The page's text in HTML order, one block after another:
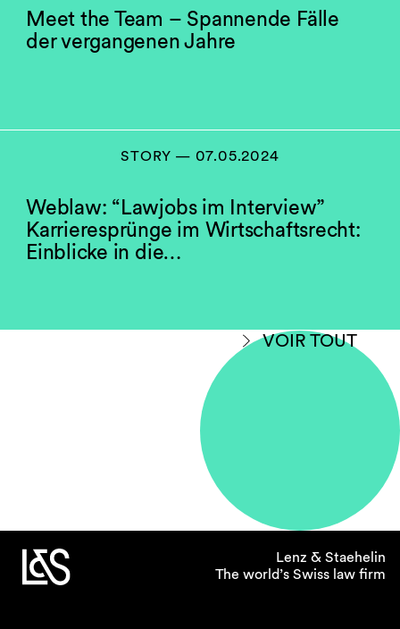
Meet the Team – Spannende Fälle
der vergangenen Jahre
STORY — 07.05.2024
Weblaw: “Lawjobs im Interview”
Karrieresprünge im Wirtschaftsrecht:
Einblicke in die…
VOIR TOUT
Lenz & Staehelin
The world’s Swiss law firm